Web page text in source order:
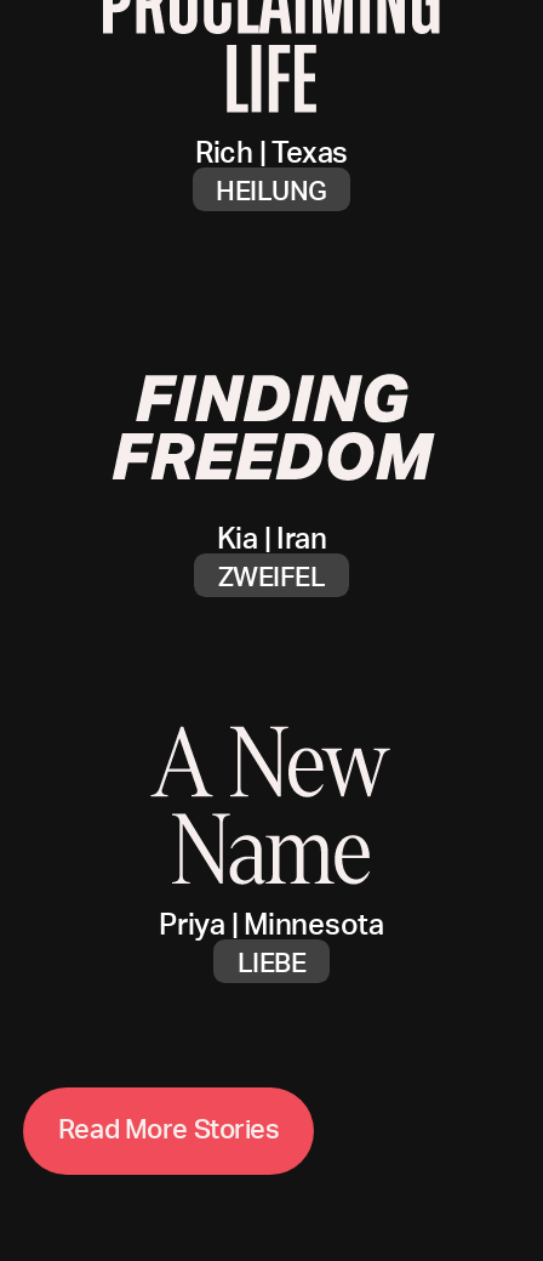
Read More Stories
Rich |Texas
HEILUNG
Kia |Iran
ZWEIFEL
Priya |Minnesota
LIEBE